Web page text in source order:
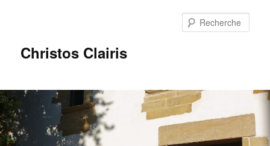
Christos Clairis